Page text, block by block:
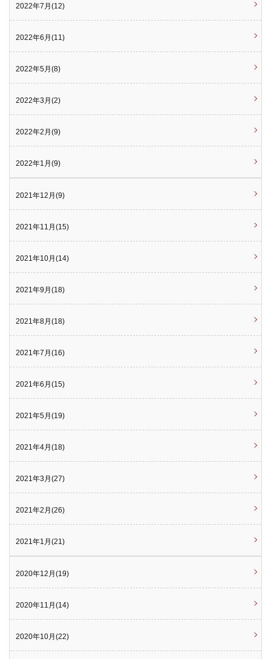
2022年7月(12)
2022年6月(11)
2022年5月(8)
2022年3月(2)
2022年2月(9)
2022年1月(9)
2021年12月(9)
2021年11月(15)
2021年10月(14)
2021年9月(18)
2021年8月(18)
2021年7月(16)
2021年6月(15)
2021年5月(19)
2021年4月(18)
2021年3月(27)
2021年2月(26)
2021年1月(21)
2020年12月(19)
2020年11月(14)
2020年10月(22)